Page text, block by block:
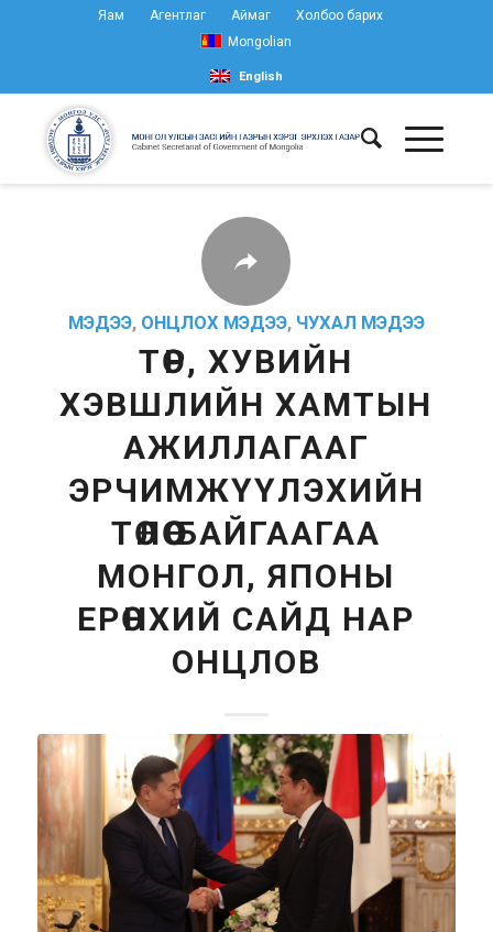
Яам Агентлаг Аймаг
Холбоо барих
Mongolian
English
МЭДЭЭ, ОНЦЛОХ МЭДЭЭ, ЧУХАЛ МЭДЭЭ
ТӨР, ХУВИЙН
ХЭВШЛИЙН ХАМТЫН
АЖИЛЛАГААГ
ЭРЧИМЖҮҮЛЭХИЙН
ТӨЛӨӨ БАЙГААГАА
МОНГОЛ, ЯПОНЫ
ЕРӨНХИЙ САЙД НАР
ОНЦЛОВ